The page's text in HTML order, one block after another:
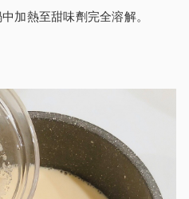
加熱至甜味劑完全溶解。